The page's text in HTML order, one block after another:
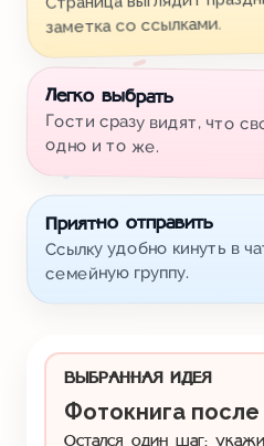
заметка со ссылками.
Легко выбрать
Гости сразу видят, что
одно и то же.
Приятно отправить
Ссылку удобно кинуть в
семейную группу.
ВЫБРАННАЯ ИДЕЯ
Фотокнига
Остался один шаг: